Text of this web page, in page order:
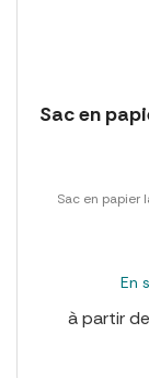
Sac en
Sac en papier
En
à partir de